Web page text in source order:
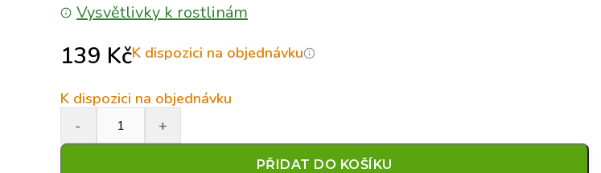
Vysvětlivky k rostlinám
139 KčK dispozici na objednávku
K dispozici na objednávku
PŘIDAT DO KOŠÍKU